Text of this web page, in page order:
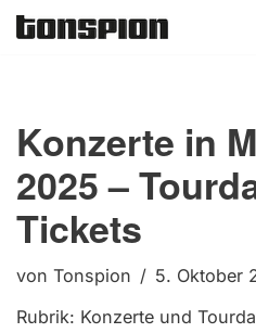
Konzerte in
2025 –
Tickets
von Tonspion
5. Oktober
Rubrik: Konzerte und